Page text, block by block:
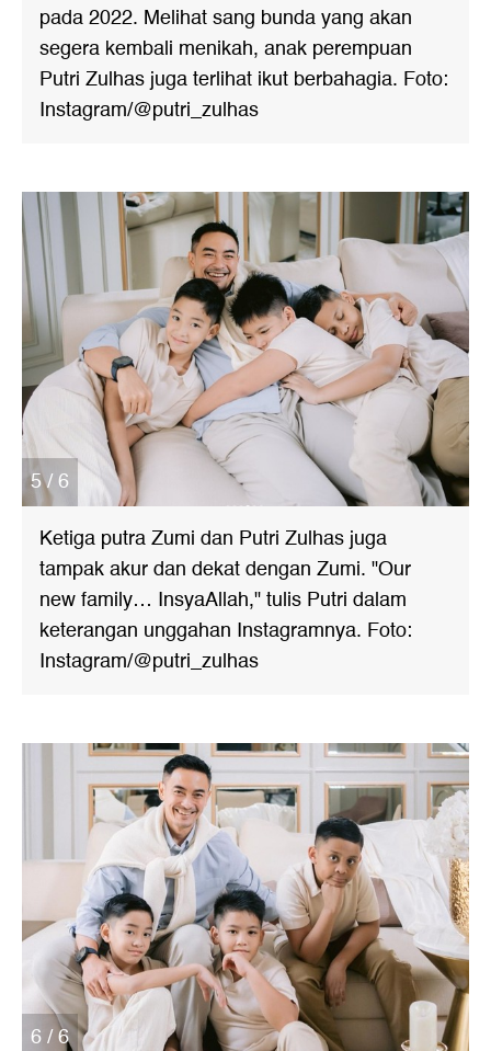
pada 2022. Melihat sang bunda yang akan
segera kembali menikah, anak perempuan
Putri Zulhas juga terlihat ikut berbahagia. Foto:
Instagram/@putri_zulhas
5 / 6
Ketiga putra Zumi dan Putri Zulhas juga
tampak akur dan dekat dengan Zumi. "Our
new family… InsyaAllah," tulis Putri dalam
keterangan unggahan Instagramnya. Foto:
Instagram/@putri_zulhas
6 / 6